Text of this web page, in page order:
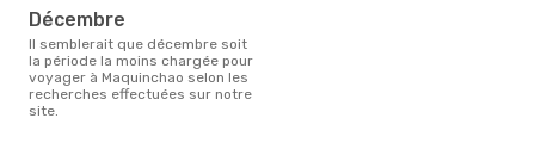
décembre
Il semblerait que décembre soit
la période la moins chargée pour
voyager à Maquinchao selon les
recherches effectuées sur notre
site.